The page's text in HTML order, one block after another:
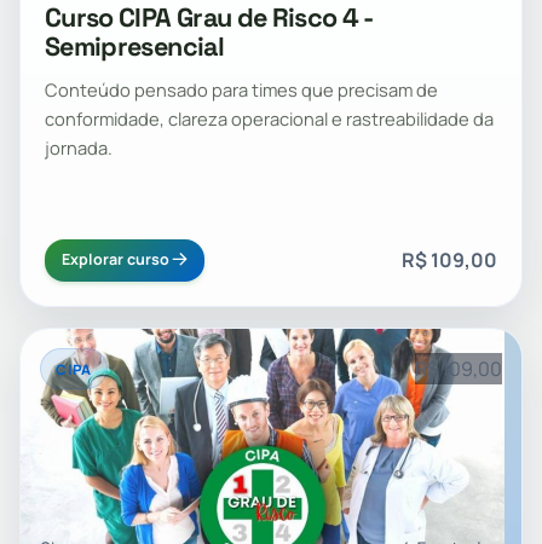
Curso CIPA Grau de Risco 4 -
Semipresencial
Conteúdo pensado para times que precisam de
conformidade, clareza operacional e rastreabilidade da
jornada.
Explorar curso R$ 109,00
CIPA R$ 109,00